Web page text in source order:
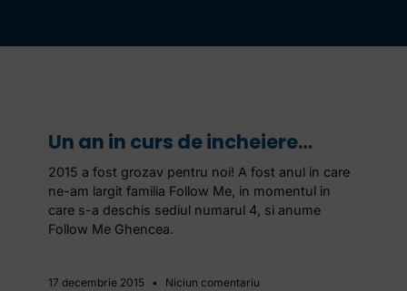
Un an in curs de incheiere…
2015 a fost grozav pentru noi! A fost anul in care
ne-am largit familia Follow Me, in momentul in
care s-a deschis sediul numarul 4, si anume
Follow Me Ghencea.
17 decembrie 2015 Niciun comentariu